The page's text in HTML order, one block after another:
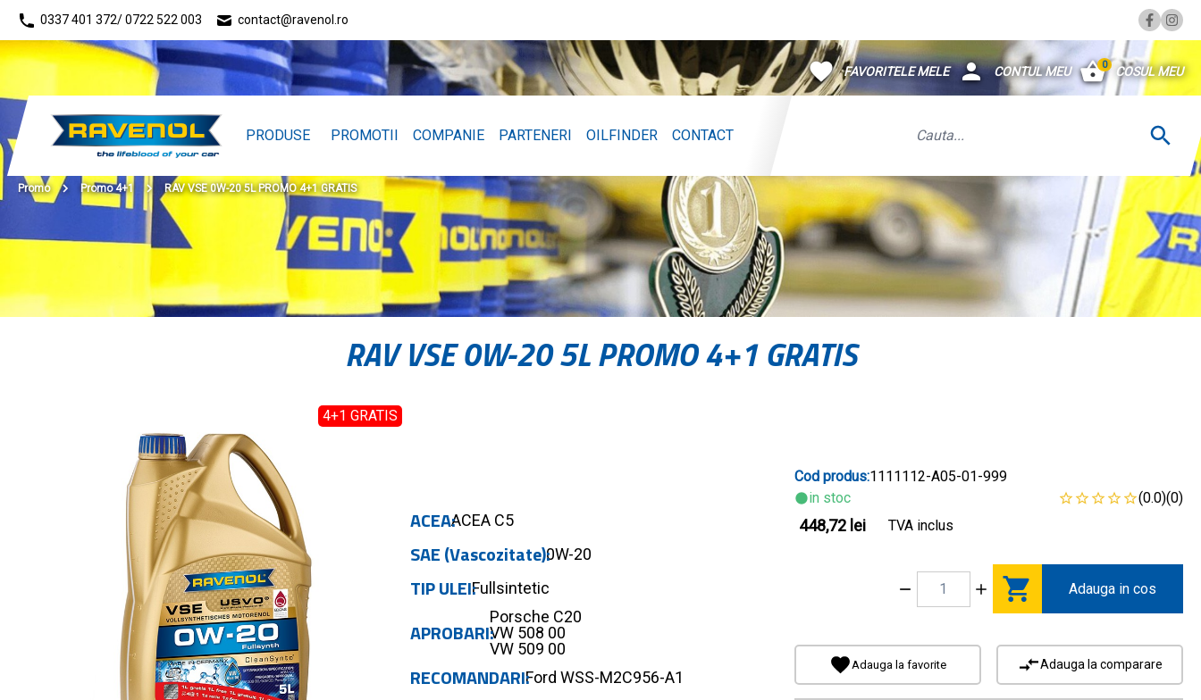
0337 401 372/ 0722 522 003 contact@ravenol.ro
FAVORITELE MELE CONTUL MEU 0 COSUL MEU
PRODUSE PROMOTII COMPANIE PARTENERI OILFINDER CONTACT
Promo Promo 4+1 RAV VSE 0W-20 5L PROMO 4+1 GRATIS
RAV VSE 0W-20 5L PROMO 4+1 GRATIS
4+1 GRATIS
ACEAACEA C5
SAE (Vascozitate)0W-20
TIP ULEIFullsintetic
APROBARI
Porsche C20
VW 508 00
VW 509 00
RECOMANDARIFord WSS-M2C956-A1
Cod produs:1111112-A05-01-999
in stoc
(0.0)(0)
448,72 lei TVA inclus
Adauga in cos
Adauga la favorite Adauga la comparare